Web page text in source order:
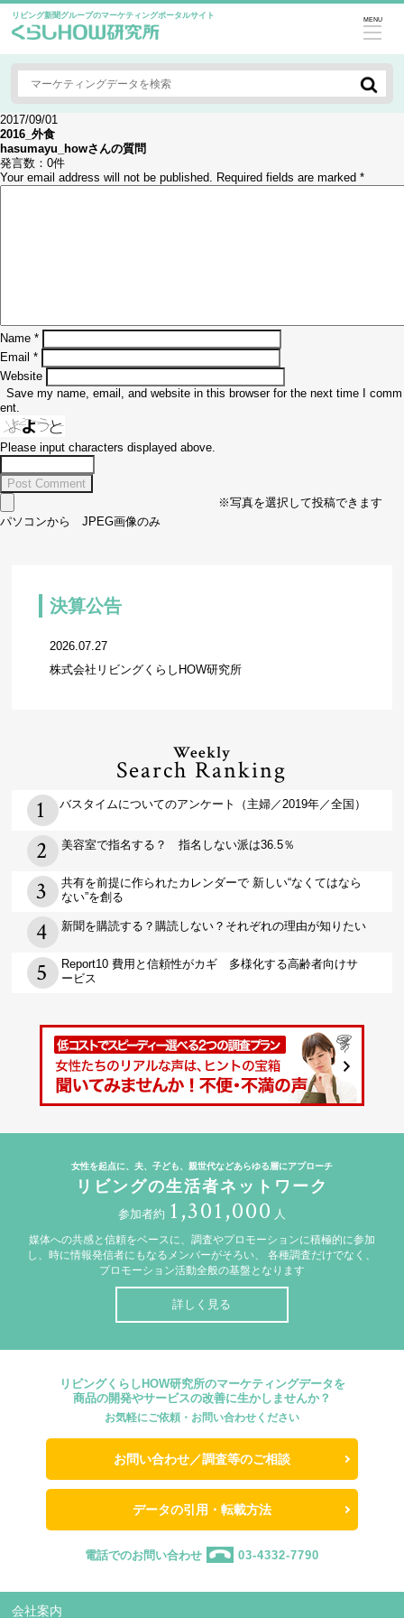
リビング新聞グループのマーケティングポータルサイト MENU
2017/09/01
2016_外食
hasumayu_howさんの質問
発言数： 0件
Your email address will not be published. Required fields are marked *
Name *
Email *
Website
Save my name, email, and website in this browser for the next time I comm
ent.
Please input characters displayed above.
※写真を選択して投稿できます
パソコンから JPEG画像のみ
決算公告
2026.07.27
株式会社リビングくらしHOW研究所
Weekly
Search Ranking
バスタイムについてのアンケート（主婦／2019年／全国）
美容室で指名する？ 指名しない派は36.5％
共有を前提に作られたカレンダーで 新しい“なくてはなら
ない”を創る
新聞を購読する？購読しない？それぞれの理由が知りたい
Report10 費用と信頼性がカギ 多様化する高齢者向けサ
ービス
女性を起点に、夫、子ども、親世代などあらゆる層にアプローチ
リビングの生活者ネットワーク
参加者約 1,301,000 人
媒体への共感と信頼をベースに、調査やプロモーションに積極的に参加
し、時に情報発信者にもなるメンバーがそろい、
各種調査だけでなく、
プロモーション活動全般の基盤となります
詳しく見る
リビングくらしHOW研究所のマーケティングデータを
商品の開発やサービスの改善に生かしませんか？
お気軽にご依頼・お問い合わせください
お問い合わせ／調査等のご相談
データの引用・転載方法
電話でのお問い合わせ 03-4332-7790
会社案内